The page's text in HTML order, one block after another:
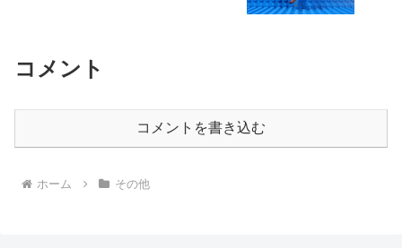
コメント
コメントを書き込む
ホーム その他